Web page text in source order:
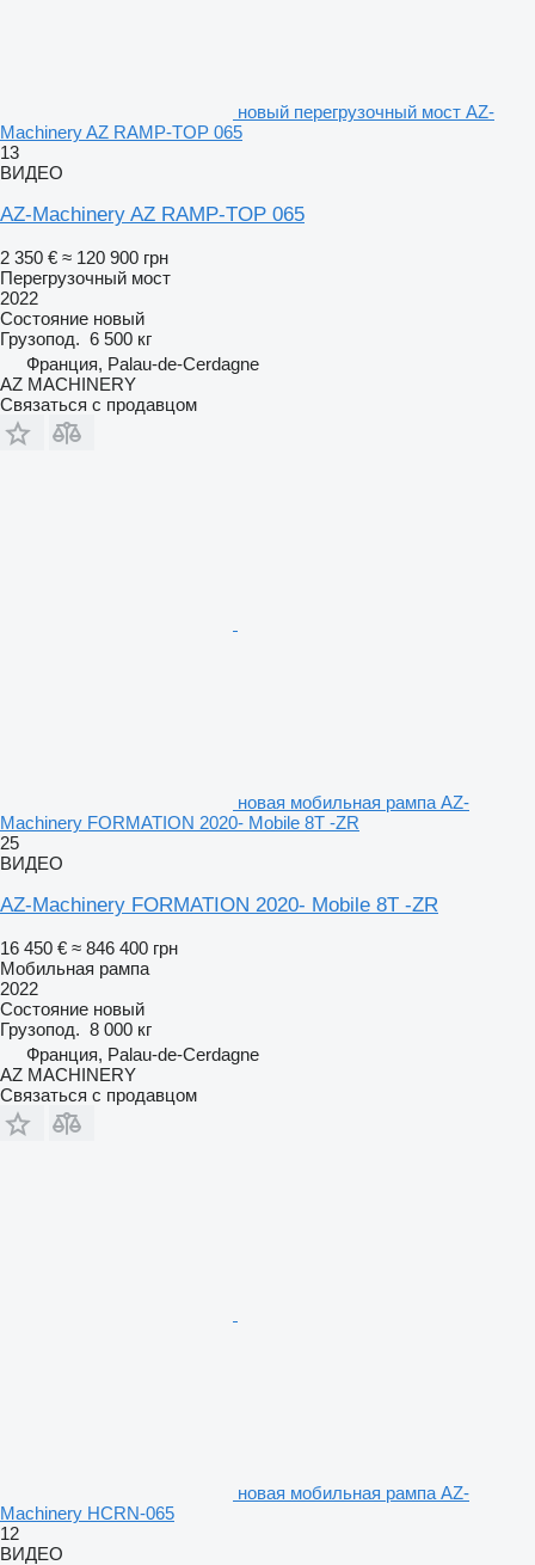
новый перегрузочный мост AZ-
Machinery AZ RAMP-TOP 065
13
ВИДЕО
AZ-Machinery AZ RAMP-TOP 065
2 350 € ≈ 120 900 грн
Перегрузочный мост
2022
Состояние новый
Грузопод. 6 500 кг
Франция, Palau-de-Cerdagne
AZ MACHINERY
Связаться с продавцом
новая мобильная рампа AZ-
Machinery FORMATION 2020- Mobile 8T -ZR
25
ВИДЕО
AZ-Machinery FORMATION 2020- Mobile 8T -ZR
16 450 € ≈ 846 400 грн
Мобильная рампа
2022
Состояние новый
Грузопод. 8 000 кг
Франция, Palau-de-Cerdagne
AZ MACHINERY
Связаться с продавцом
новая мобильная рампа AZ-
Machinery HCRN-065
12
ВИДЕО